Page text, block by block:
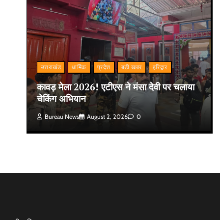
उत्तराखंड धार्मिक प्रदेश बड़ी खबर हरिद्वार
कावड़ मेला 2026! एटीएस ने मंसा देवी पर चलाया
चेकिंग अभियान
Bureau News August 2, 2026 0